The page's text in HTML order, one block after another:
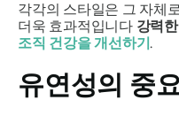
각각의 스타일은 그 자체
더욱 효과적입니다 강력
조직 건강을 개선하기.
유연성의 중